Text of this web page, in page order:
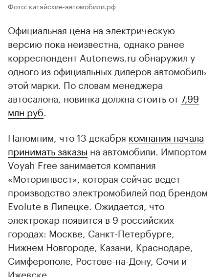
Фото: китайские-автомобили.рф
Официальная цена на электрическую
версию пока неизвестна, однако ранее
корреспондент Autonews.ru обнаружил у
одного из официальных дилеров автомобиль
этой марки. По словам менеджера
автосалона, новинка должна стоить от7,99
млн руб.
Напомним, что 13 декабря компания начала
принимать заказы на автомобили. Импортом
Voyah Free занимается компания
«Моторинвест», которая сейчас ведет
производство электромобилей под брендом
Evolute в Липецке. Ожидается, что
электрокар появится в 9 российских
городах: Москве, Санкт-Петербурге,
Нижнем Новгороде, Казани, Краснодаре,
Симферополе, Ростове-на-Дону, Сочи и
Ижевске.